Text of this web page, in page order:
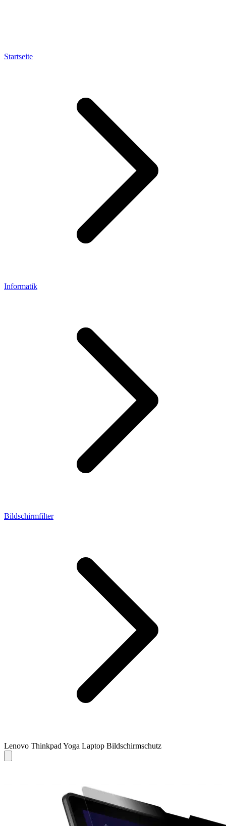
Startseite
Informatik
Bildschirmfilter
Lenovo Thinkpad Yoga Laptop Bildschirmschutz